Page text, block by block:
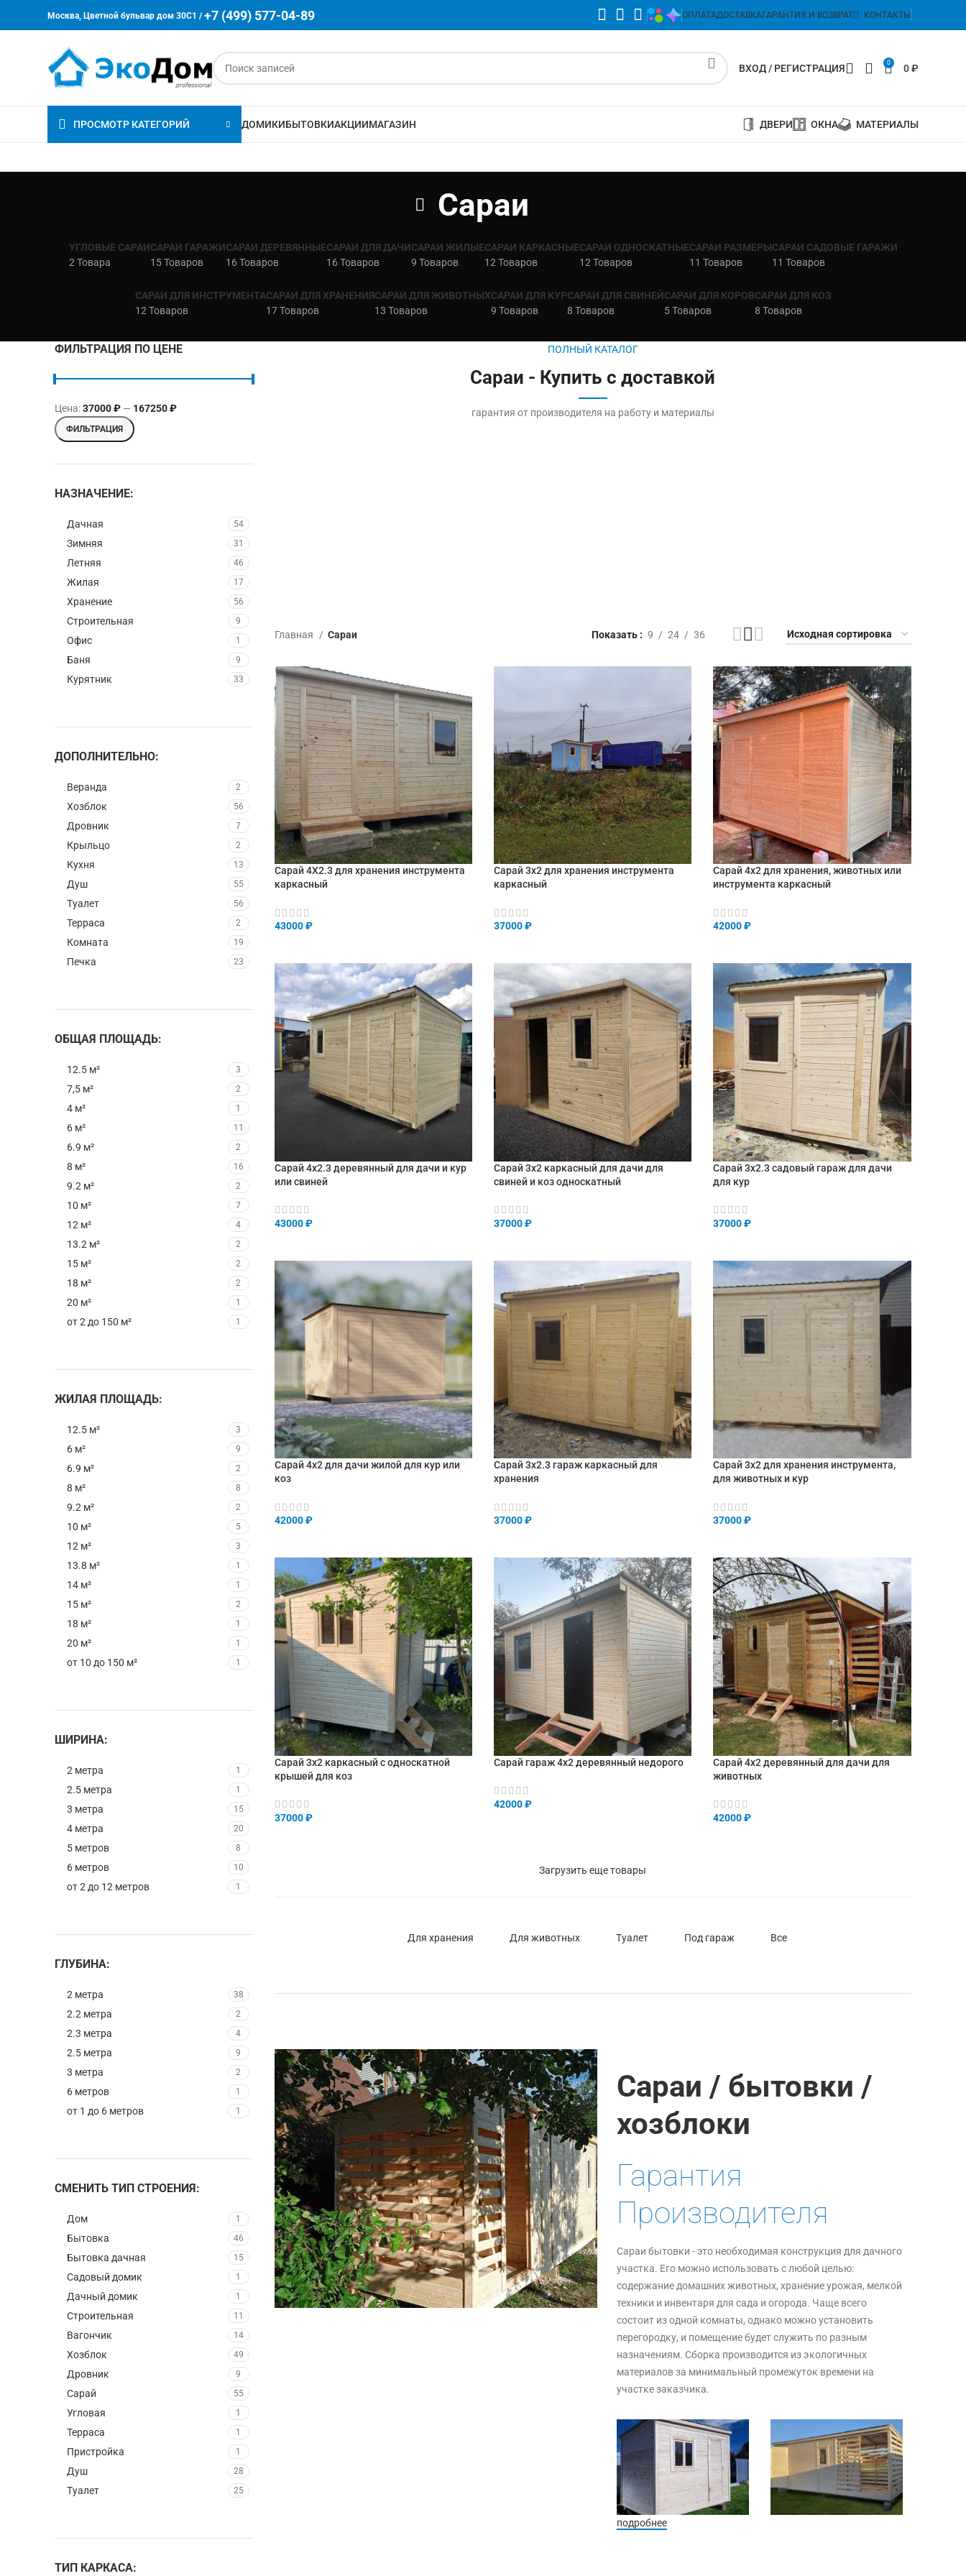
Москва, Цветной бульвар дом 30C1 / +7 (499) 577-04-89 ОПЛАТАДОСТАВКАГАРАНТИЯ И ВОЗВРАТ КОНТАКТЫ
ВХОД / РЕГИСТРАЦИЯ 0 0₽
ПРОСМОТР КАТЕГОРИЙ ДОМИКИБЫТОВКИАКЦИИМАГАЗИН ДВЕРИ ОКНА МАТЕРИАЛЫ
Сараи
УГЛОВЫЕ САРАИ
2 Товара
САРАИ ГАРАЖИ
15 Товаров
САРАИ ДЕРЕВЯННЫЕ
16 Товаров
САРАИ ДЛЯ ДАЧИ
16 Товаров
САРАИ ЖИЛЫЕ
9 Товаров
САРАИ КАРКАСНЫЕ
12 Товаров
САРАИ ОДНОСКАТНЫЕ
12 Товаров
САРАИ РАЗМЕРЫ
11 Товаров
САРАИ САДОВЫЕ ГАРАЖИ
11 Товаров
САРАИ ДЛЯ ИНСТРУМЕНТА
12 Товаров
САРАИ ДЛЯ ХРАНЕНИЯ
17 Товаров
САРАИ ДЛЯ ЖИВОТНЫХ
13 Товаров
САРАИ ДЛЯ КУР
9 Товаров
САРАИ ДЛЯ СВИНЕЙ
8 Товаров
САРАИ ДЛЯ КОРОВ
5 Товаров
САРАИ ДЛЯ КОЗ
8 Товаров
ФИЛЬТРАЦИЯ ПО ЦЕНЕ
Минимальная цена
Максимальная цена
ФИЛЬТРАЦИЯ
Цена:37000 ₽ — 167250 ₽
НАЗНАЧЕНИЕ:
Дачная 54
Зимняя 31
Летняя 46
Жилая 17
Хранение 56
Строительная 9
Офис 1
Баня 9
Курятник 33
ДОПОЛНИТЕЛЬНО:
Веранда 2
Хозблок 56
Дровник 7
Крыльцо 2
Кухня 13
Душ 55
Туалет 56
Терраса 2
Комната 19
Печка 23
ОБЩАЯ ПЛОЩАДЬ:
12.5 м² 3
7,5 м² 2
4 м² 1
6 м² 11
6.9 м² 2
8 м² 16
9.2 м² 2
10 м² 7
12 м² 4
13.2 м² 2
15 м² 2
18 м² 2
20 м² 1
от 2 до 150 м² 1
ЖИЛАЯ ПЛОЩАДЬ:
12.5 м² 3
6 м² 9
6.9 м² 2
8 м² 8
9.2 м² 2
10 м² 5
12 м² 3
13.8 м² 1
14 м² 1
15 м² 2
18 м² 1
20 м² 1
от 10 до 150 м² 1
ШИРИНА:
2 метра 1
2.5 метра 1
3 метра 15
4 метра 20
5 метров 8
6 метров 10
от 2 до 12 метров 1
ГЛУБИНА:
2 метрa 38
2.2 метрa 2
2.3 мeтра 4
2.5 мeтра 9
3 метрa 2
6 метрoв 1
от 1 до 6 метров 1
СМЕНИТЬ ТИП СТРОЕНИЯ:
Дом 1
Бытовка 46
Бытовка дачная 15
Садовый домик 1
Дачный домик 1
Строительная 11
Вагончик 14
Хозблок 49
Дровник 9
Сарай 55
Угловая 1
Терраса 1
Пристройка 1
Душ 28
Туалет 25
ТИП КАРКАСА:
ПОЛНЫЙ КАТАЛОГ
Сараи - Купить с доставкой
гарантия от производителя на работу и материалы
Главная Сараи Показать 9 24 36
Сарай 4Х2.3 для хранения инструмента
каркасный
43000₽
Сарай 3х2 для хранения инструмента
каркасный
37000₽
Сарай 4х2 для хранения, животных или
инструмента каркасный
42000₽
Сарай 4х2.3 деревянный для дачи и кур
или свиней
43000₽
Сарай 3х2 каркасный для дачи для
свиней и коз односкатный
37000₽
Сарай 3х2.3 садовый гараж для дачи
для кур
37000₽
Сарай 4х2 для дачи жилой для кур или
коз
42000₽
Сарай 3х2.3 гараж каркасный для
хранения
37000₽
Сарай 3х2 для хранения инструмента,
для животных и кур
37000₽
Сарай 3х2 каркасный с односкатной
крышей для коз
37000₽
Сарай гараж 4х2 деревянный недорого
42000₽
Сарай 4х2 деревянный для дачи для
животных
42000₽
Загрузить еще товары
Для хранения Для животных Туалет Под гараж Все
Сараи / бытовки /
хозблоки
Гарантия
Производителя
Сараи бытовки - это необходимая конструкция для дачного
участка. Его можно использовать с любой целью:
содержание домашних животных, хранение урожая, мелкой
техники и инвентаря для сада и огорода. Чаще всего
состоит из одной комнаты, однако можно установить
перегородку, и помещение будет служить по разным
назначениям. Сборка производится из экологичных
материалов за минимальный промежуток времени на
участке заказчика.
подробнее